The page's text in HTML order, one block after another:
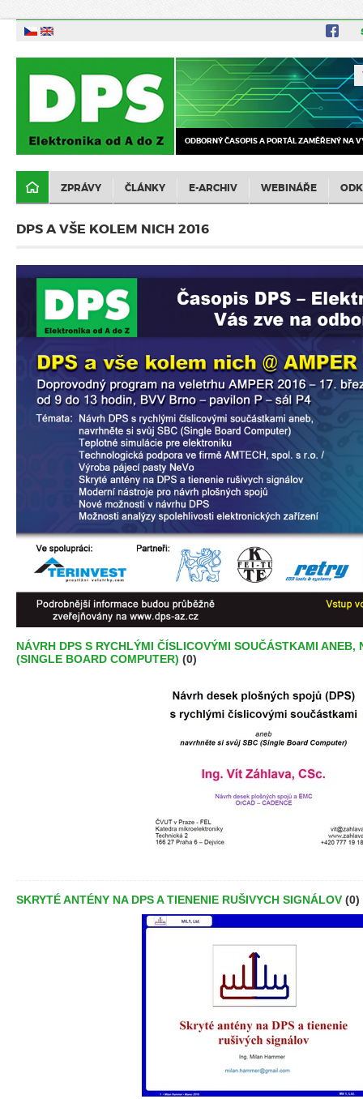
ODBORNÝ ČASOPIS A PORTÁL ZAMĚŘENÝ NA
ZPRÁVY ČLÁNKY E-ARCHIV WEBINÁŘE
DPS A VŠE KOLEM NICH 2016
NÁVRH DPS S RYCHLÝMI ČÍSLICOVÝMI SOUČÁSTKAMI ANEB,
(SINGLE BOARD COMPUTER) (0)
SKRYTÉ ANTÉNY NA DPS A TIENENIE RUŠIVYCH SIGNÁLOV (0)